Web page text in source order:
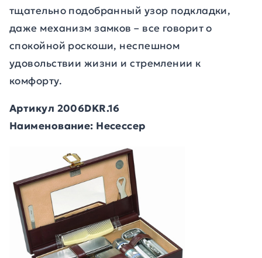
тщательно подобранный узор подкладки,
даже механизм замков – все говорит о
спокойной роскоши, неспешном
удовольствии жизни и стремлении к
комфорту.
Артикул 2006DKR.16
Наименование: Несессер